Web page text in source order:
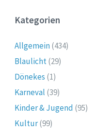
Kategorien
Allgemein(434)
Blaulicht(29)
Dönekes (1)
Karneval (39)
Kinder & Jugend (95)
Kultur(99)